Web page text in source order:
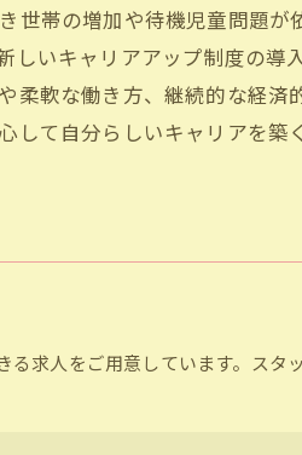
世帯の増加や待機児童問題が
しいキャリアアップ制度の導
柔軟な働き方、継続的な経済
して自分らしいキャリアを築
求人をご用意しています。スタ